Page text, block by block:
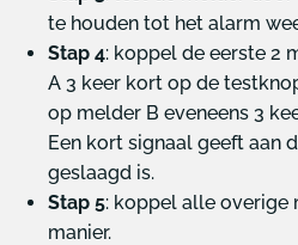
te houden tot het alarm
Stap 4: koppel de eerste 2
A 3 keer kort op de
op melder B eveneens 3
Een kort signaal geeft aan
geslaagd is.
Stap 5: koppel alle overige
manier.